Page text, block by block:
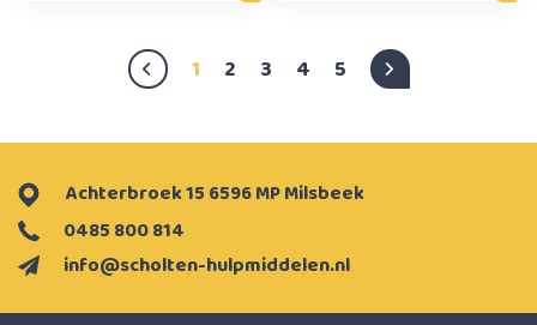
1 2 3 4 5
info@scholten-hulpmiddelen.nl
0485 800 814
Achterbroek 15 6596 MP Milsbeek